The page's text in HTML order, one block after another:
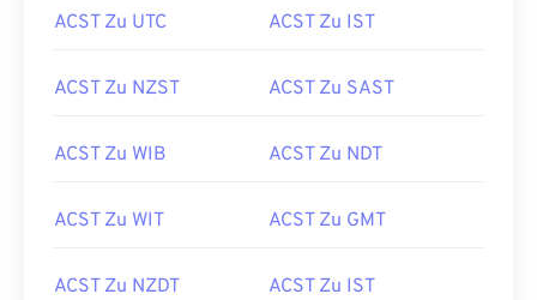
ACST Zu UTC ACST Zu IST
ACST Zu NZST ACST Zu SAST
ACST Zu WIB ACST Zu NDT
ACST Zu WIT ACST Zu GMT
ACST Zu NZDT ACST Zu IST